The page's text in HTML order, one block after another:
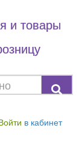
и товары
в кабинет